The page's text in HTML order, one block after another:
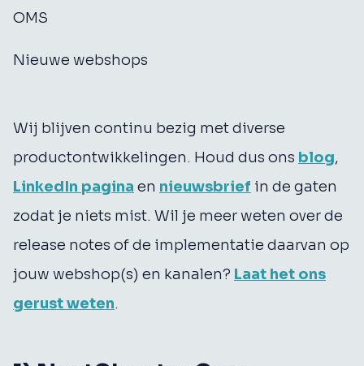
OMS
Nieuwe webshops
Wij blijven continu bezig met diverse
productontwikkelingen. Houd dus ons blog,
LinkedIn pagina en nieuwsbrief in de gaten
zodat je niets mist. Wil je meer weten over de
release notes of de implementatie daarvan op
jouw webshop(s) en kanalen? Laat het ons
gerust weten.